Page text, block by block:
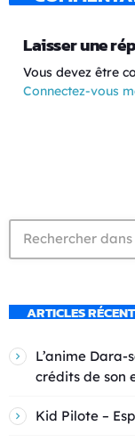
Laisser une
Vous devez être
Connectez-vous
ARTICLES
L’anime
crédits de son
Kid Pilote –